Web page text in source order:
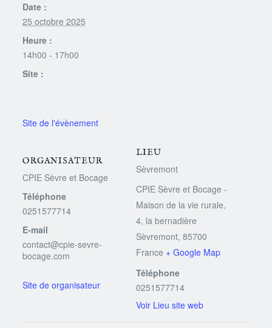
Date :
25 octobre 2025
Heure :
14h00 - 17h00
Site :
ORGANISATEUR
CPIE Sèvre et Bocage
Téléphone
0251577714
E-mail
contact@cpie-sevre-
bocage.com
LIEU
Sèvremont
CPIE Sèvre et Bocage -
Maison de la vie rurale,
4, la bernadière
Sèvremont, 85700
France + Google Map
Téléphone
0251577714
Voir Lieu site web